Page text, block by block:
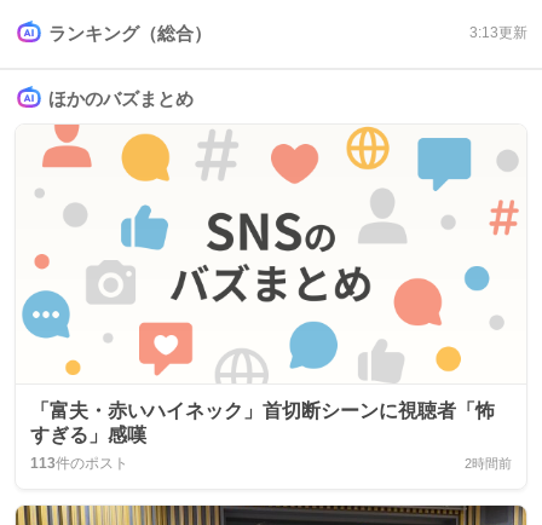
ランキング（総合） 3:13更新
ほかのバズまとめ
「富夫・赤いハイネック」首切断シーンに視聴者「怖
すぎる」感嘆
113件のポスト 2時間前